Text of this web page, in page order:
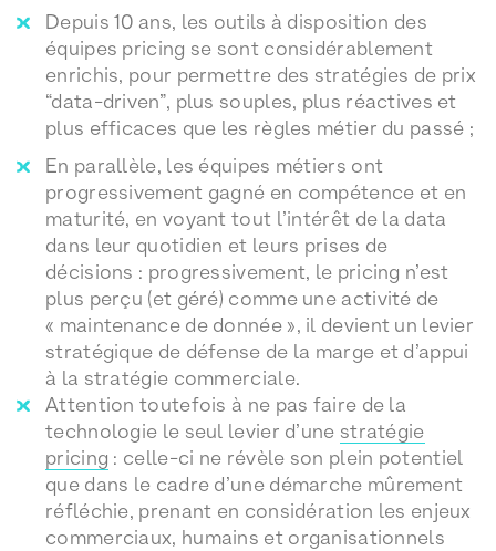
Depuis 10 ans, les outils à disposition des
équipes pricing se sont considérablement
enrichis, pour permettre des stratégies de prix
“data-driven”, plus souples, plus réactives et
plus efficaces que les règles métier du passé ;
En parallèle, les équipes métiers ont
progressivement gagné en compétence et en
maturité, en voyant tout l’intérêt de la data
dans leur quotidien et leurs prises de
décisions : progressivement, le pricing n’est
plus perçu (et géré) comme une activité de
« maintenance de donnée », il devient un levier
stratégique de défense de la marge et d’appui
à la stratégie commerciale.
Attention toutefois à ne pas faire de la
technologie le seul levier d’une stratégie
pricing : celle-ci ne révèle son plein potentiel
que dans le cadre d’une démarche mûrement
réfléchie, prenant en considération les enjeux
commerciaux, humains et organisationnels